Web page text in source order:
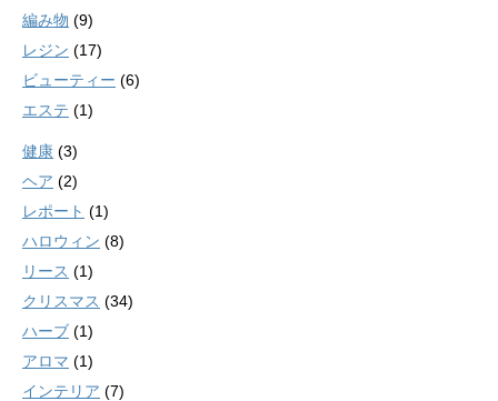
編み物 (9)
レジン (17)
ビューティー (6)
エステ (1)
健康 (3)
ヘア (2)
レポート (1)
ハロウィン (8)
リース (1)
クリスマス (34)
ハーブ (1)
アロマ (1)
インテリア (7)